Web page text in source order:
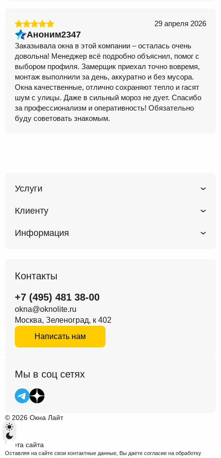
29 апреля 2026
Аноним2347
Заказывала окна в этой компании – осталась очень
довольна! Менеджер всё подробно объяснил, помог с
выбором профиля. Замерщик приехал точно вовремя,
монтаж выполнили за день, аккуратно и без мусора.
Окна качественные, отлично сохраняют тепло и гасят
шум с улицы. Даже в сильный мороз не дует. Спасибо
за профессионализм и оперативность! Обязательно
буду советовать знакомым.
Услуги
Клиенту
Информация
Контакты
+7 (495) 481 38-00
okna@oknolite.ru
Москва, Зеленоград, к 402
Написать нам
Мы в соц сетях
© 2026 Окна Лайт
Карта сайта
Оставляя на сайте свои контактные данные, Вы даете согласие на обработку